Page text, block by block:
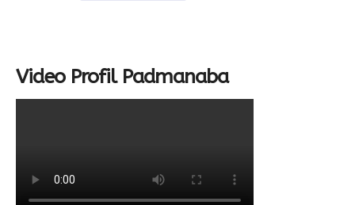
Video Profil Padmanaba